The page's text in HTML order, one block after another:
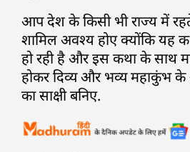
आप देश के किसी भी राज्य में
शामिल अवश्य होए क्योंकि यह
हो रही है और इस कथा के साथ
होकर दिव्य और भव्य महाकुंभ
का साक्षी बनिए.